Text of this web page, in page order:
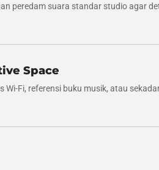
peredam suara standar studio agar
Space
Wi-Fi, referensi buku musik, atau